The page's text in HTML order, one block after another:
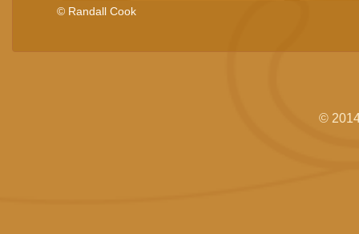
© Randall Cook
©